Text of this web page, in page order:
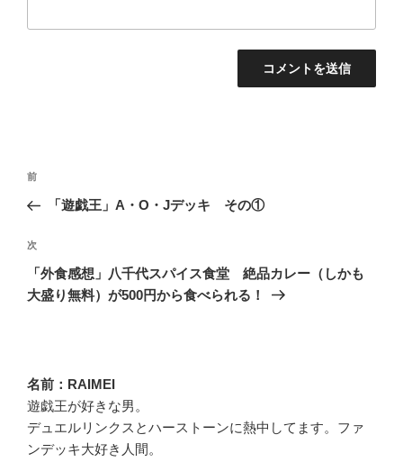
投
ビ
ゲ
ー
過
去
投
稿
前
「遊戯王」A・O・Jデッキ その①
次
の
投
次
「外食感想」八千代スパイス食堂 絶品カレー（しかも
大盛り無料）が500円から食べられる！
名前：RAIMEI
遊戯王が好きな男。
デュエルリンクスとハーストーンに熱中してます。ファ
ンデッキ大好き人間。